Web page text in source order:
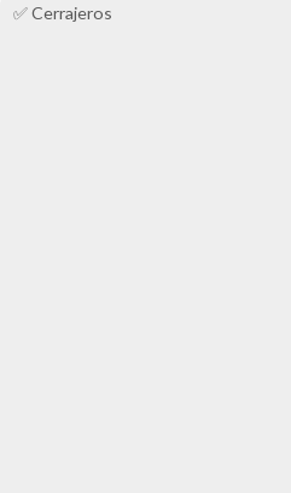
✅ Cerrajeros